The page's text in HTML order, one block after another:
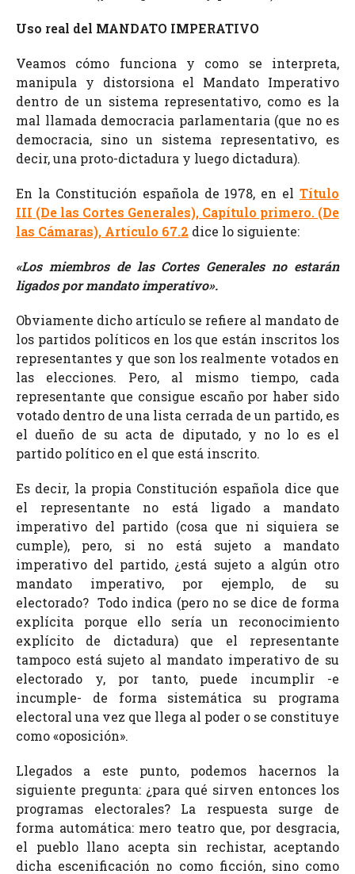
Uso real del MANDATO IMPERATIVO
Veamos cómo funciona y como se interpreta,
manipula y distorsiona el Mandato Imperativo
dentro de un sistema representativo, como es la
mal llamada democracia parlamentaria (que no es
democracia, sino un sistema representativo, es
decir, una proto-dictadura y luego dictadura).
En la Constitución española de 1978, en el Título
III (De las Cortes Generales), Capítulo primero. (De
las Cámaras), Artículo 67.2 dice lo siguiente:
«Los miembros de las Cortes Generales no estarán
ligados por mandato imperativo».
Obviamente dicho artículo se refiere al mandato de
los partidos políticos en los que están inscritos los
representantes y que son los realmente votados en
las elecciones. Pero, al mismo tiempo, cada
representante que consigue escaño por haber sido
votado dentro de una lista cerrada de un partido, es
el dueño de su acta de diputado, y no lo es el
partido político en el que está inscrito.
Es decir, la propia Constitución española dice que
el representante no está ligado a mandato
imperativo del partido (cosa que ni siquiera se
cumple), pero, si no está sujeto a mandato
imperativo del partido, ¿está sujeto a algún otro
mandato imperativo, por ejemplo, de su
electorado? Todo indica (pero no se dice de forma
explícita porque ello sería un reconocimiento
explícito de dictadura) que el representante
tampoco está sujeto al mandato imperativo de su
electorado y, por tanto, puede incumplir -e
incumple- de forma sistemática su programa
electoral una vez que llega al poder o se constituye
como «oposición».
Llegados a este punto, podemos hacernos la
siguiente pregunta: ¿para qué sirven entonces los
programas electorales? La respuesta surge de
forma automática: mero teatro que, por desgracia,
el pueblo llano acepta sin rechistar, aceptando
dicha escenificación no como ficción, sino como